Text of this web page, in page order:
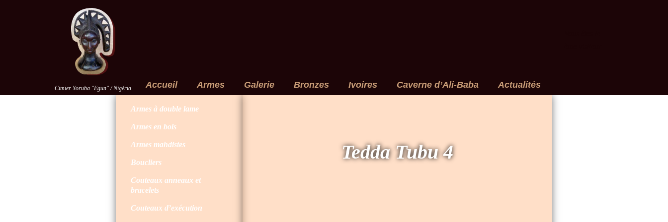
Cimier Yoruba "Egun" / Nigéria Accueil Armes Galerie Bronzes Ivoires Caverne d’Ali-Baba Actualités
Armes à double lame
Armes en bois
Armes mahdistes
Boucliers
Couteaux anneaux et
bracelets
Couteaux d’exécution
Tedda Tubu 4